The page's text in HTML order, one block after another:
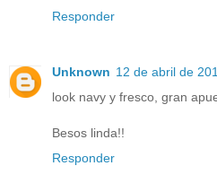
Responder
Unknown 12 de abril de
look navy y fresco, gran
Besos linda!!
Responder